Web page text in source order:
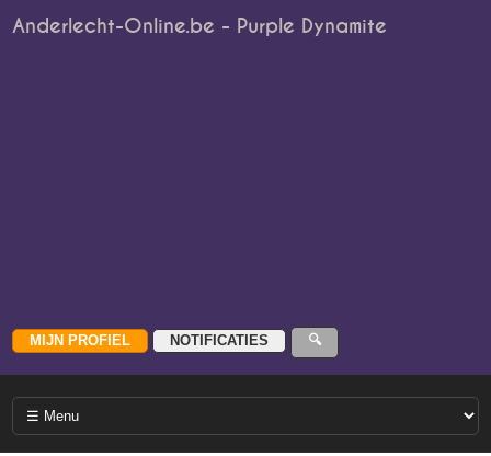
Anderlecht-Online.be - Purple Dynamite